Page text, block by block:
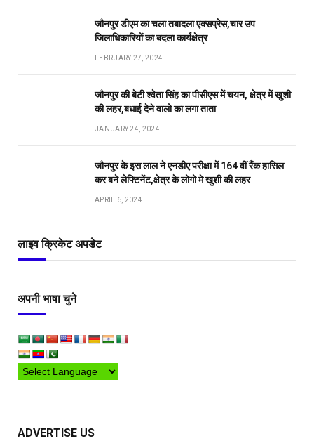
जौनपुर डीएम का चला तबादला एक्सप्रेस,चार उप
जिलाधिकारियों का बदला कार्यक्षेत्र
FEBRUARY 27, 2024
जौनपुर की बेटी श्वेता सिंह का पीसीएस में चयन, क्षेत्र में खुशी
की लहर,बधाई देने वालो का लगा ताता
JANUARY 24, 2024
जौनपुर के इस लाल ने एनडीए परीक्षा में 164 वीं रैंक हासिल
कर बने लेफ्टिनेंट,क्षेत्र के लोगो मे खुशी की लहर
APRIL 6, 2024
लाइव क्रिकेट अपडेट
अपनी भाषा चुने
ADVERTISE US